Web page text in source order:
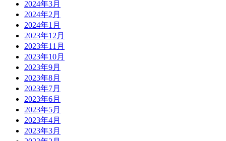
2024年3月
2024年2月
2024年1月
2023年12月
2023年11月
2023年10月
2023年9月
2023年8月
2023年7月
2023年6月
2023年5月
2023年4月
2023年3月